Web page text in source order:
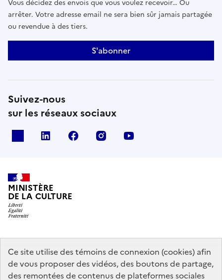
Ce site utilise des témoins de connexion (cookies) afin
de vous proposer des vidéos, des boutons de partage,
des remontées de contenus de plateformes sociales
Vous décidez des envois que vous voulez recevoir… Ou
arrêter. Votre adresse email ne sera bien sûr jamais partagée
ou revendue à des tiers.
S'abonner
Suivez-nous
sur les réseaux sociaux
linkedin facebook instagram
MINISTÈRE
DE LA CULTURE
data.gouv.fr legifrance.gouv.fr
info.gouv.fr
service-public.gouv.fr